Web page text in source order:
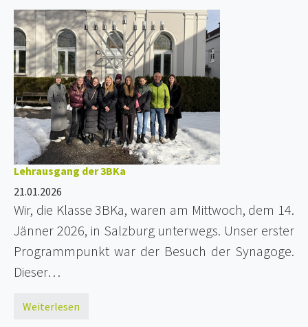
Lehrausgang der 3BKa
21.01.2026
Wir, die Klasse 3BKa, waren am Mittwoch, dem 14.
Jänner 2026, in Salzburg unterwegs. Unser erster
Programmpunkt war der Besuch der Synagoge.
Dieser…
Weiterlesen